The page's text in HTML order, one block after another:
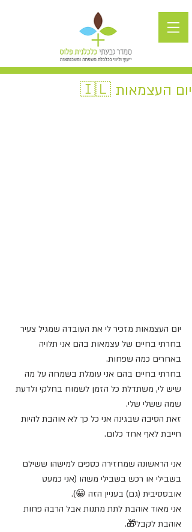
יום העצמאות 🇮🇱️
יום העצמאות מזכיר לי את העובדה שמגיל צעיר
בחרתי בחיים של עצמאות בהם אני תלויה
באחרים כמה שפחות.
בחרתי בחיים בהם אני עומלת בשמחה על מה
שיש לי, משתדלת כל הזמן לשמוח בחלקי ולדעת
שמה ששלי שלי.
זאת הסיבה שבגינה אני כל כך לא אוהבת להיות
חייבת לאף אחד כלום.
אני הראשונה שמחזירה כספים למישהו ששילם
בשבילי או רכש בשבילי משהו (אני כמעט
אובססיבית (גם) בעניין הזה 😀).
אני מאוד אוהבת לתת מתנות אבל הרבה פחות
אוהבת לקבל🎁.